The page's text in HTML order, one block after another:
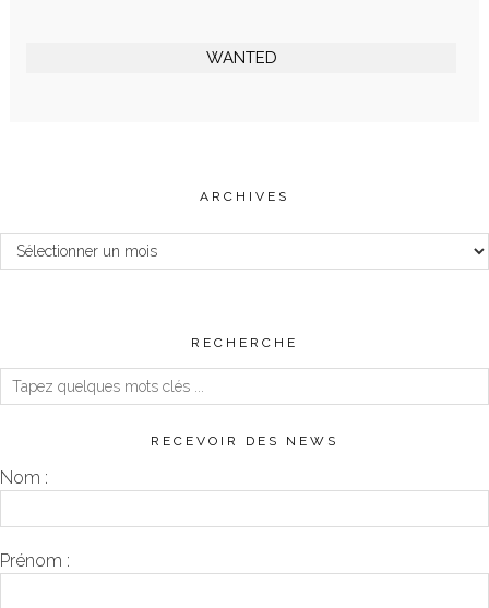
WANTED
ARCHIVES
Archives
RECHERCHE
RECEVOIR DES NEWS
Nom :
Prénom :